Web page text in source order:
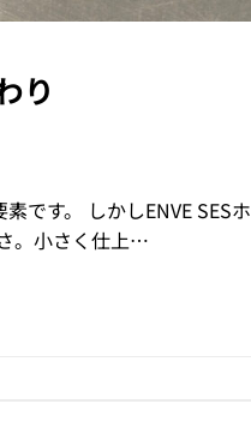
り
です。 しかしENVE SESホ
。小さく仕上…